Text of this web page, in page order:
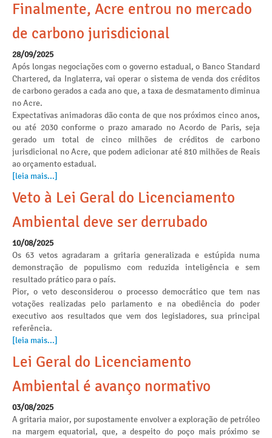
Finalmente, Acre entrou no mercado
de carbono jurisdicional
28/09/2025
Após longas negociações com o governo estadual, o Banco Standard
Chartered, da Inglaterra, vai operar o sistema de venda dos créditos
de carbono gerados a cada ano que, a taxa de desmatamento diminua
no Acre.
Expectativas animadoras dão conta de que nos próximos cinco anos,
ou até 2030 conforme o prazo amarado no Acordo de Paris, seja
gerado um total de cinco milhões de créditos de carbono
jurisdicional no Acre, que podem adicionar até 810 milhões de Reais
ao orçamento estadual.
[leia mais...]
Veto à Lei Geral do Licenciamento
Ambiental deve ser derrubado
10/08/2025
Os 63 vetos agradaram a gritaria generalizada e estúpida numa
demonstração de populismo com reduzida inteligência e sem
resultado prático para o país.
Pior, o veto desconsiderou o processo democrático que tem nas
votações realizadas pelo parlamento e na obediência do poder
executivo aos resultados que vem dos legisladores, sua principal
referência.
[leia mais...]
Lei Geral do Licenciamento
Ambiental é avanço normativo
03/08/2025
A gritaria maior, por supostamente envolver a exploração de petróleo
na margem equatorial, que, a despeito do poço mais próximo se